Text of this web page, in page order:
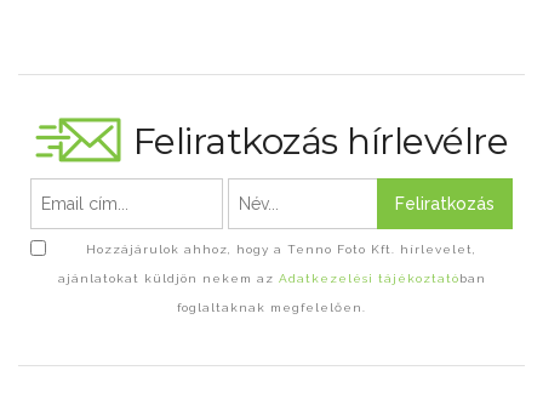
Feliratkozás hírlevélre
Feliratkozás
Hozzájárulok ahhoz, hogy a Tenno Foto Kft. hírlevelet,
ajánlatokat küldjön nekem az Adatkezelési tájékoztatóban
foglaltaknak megfelelően.